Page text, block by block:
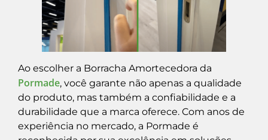
Ao escolher a Borracha Amortecedora da
Pormade, você garante não apenas a qualidade
do produto, mas também a confiabilidade e a
durabilidade que a marca oferece. Com anos de
experiência no mercado, a Pormade é